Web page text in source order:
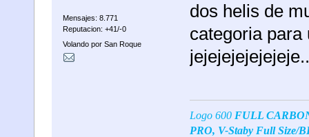
Mensajes: 8.771
Reputacion: +41/-0
Volando por San Roque
dos helis de
categoria para
Logo 600 FULL
PRO, V-Staby Full Size/